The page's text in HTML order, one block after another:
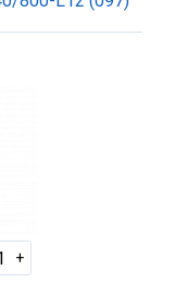
+